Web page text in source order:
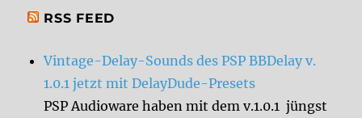
RSS FEED
Vintage-Delay-Sounds des PSP BBDelay v.
1.0.1 jetzt mit DelayDude-Presets
PSP Audioware haben mit dem v.1.0.1 jüngst